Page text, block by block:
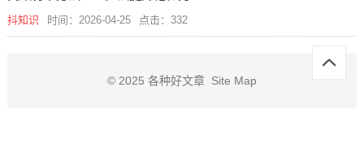
抖知识 时间：2026-04-25 点击：332
© 2025 各种好文章 Site Map